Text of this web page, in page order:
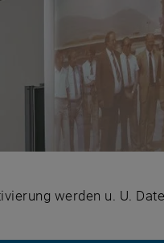
werden u. U.